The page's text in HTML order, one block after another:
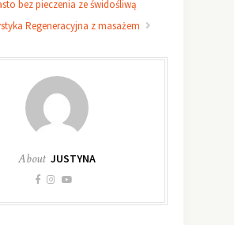
bez pieczenia ze świdośliwą
Regeneracyjna z masażem
About JUSTYNA